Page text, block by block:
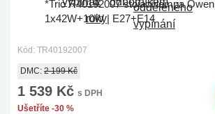
*Trio R40192007 stojací lampa Owen
1x42W+10W | E27+E14
Kód: TR40192007
DMC: 2 199 Kč
1 539 Kč s DPH
Ušetříte -30 %